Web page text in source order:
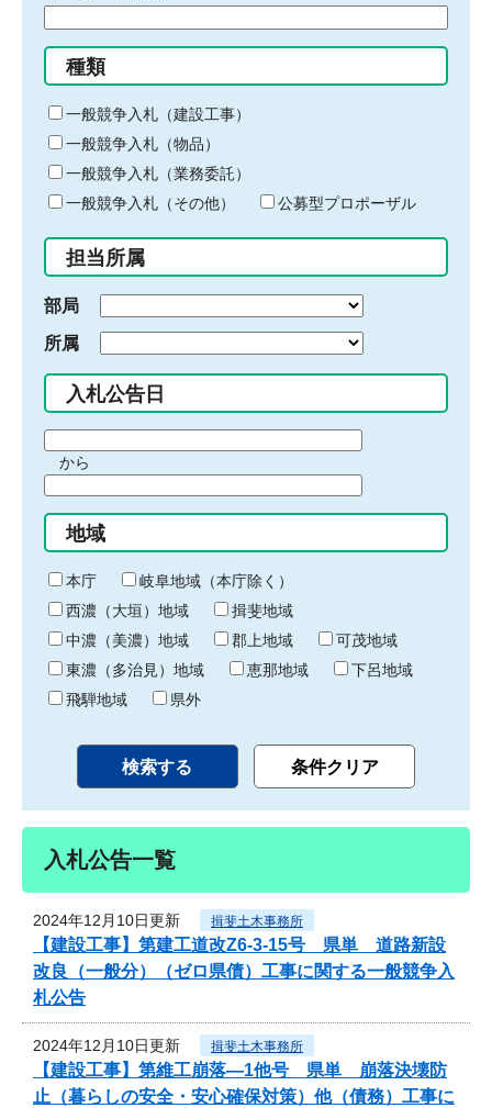
る
キ
ー
ワ
ー
ド
入
力
種類
一般競争入札（建設工事）
一般競争入札（物品）
一般競争入札（業務委託）
一般競争入札（その他）
公募型プロポーザル
担当所属
部局
所属
入札公告日
間
始
り
から
間
終
わ
り
地域
本庁
岐阜地域（本庁除く）
西濃（大垣）地域
揖斐地域
中濃（美濃）地域
郡上地域
可茂地域
東濃（多治見）地域
恵那地域
下呂地域
飛騨地域
県外
入札公告一覧
2024年12月10日更新 揖斐土木事務所
【建設工事】第建工道改Z6-3-15号 県単 道路新設
改良（一般分）（ゼロ県債）工事に関する一般競争入
札公告
2024年12月10日更新 揖斐土木事務所
【建設工事】第維工崩落―1他号 県単 崩落決壊防
止（暮らしの安全・安心確保対策）他（債務）工事に